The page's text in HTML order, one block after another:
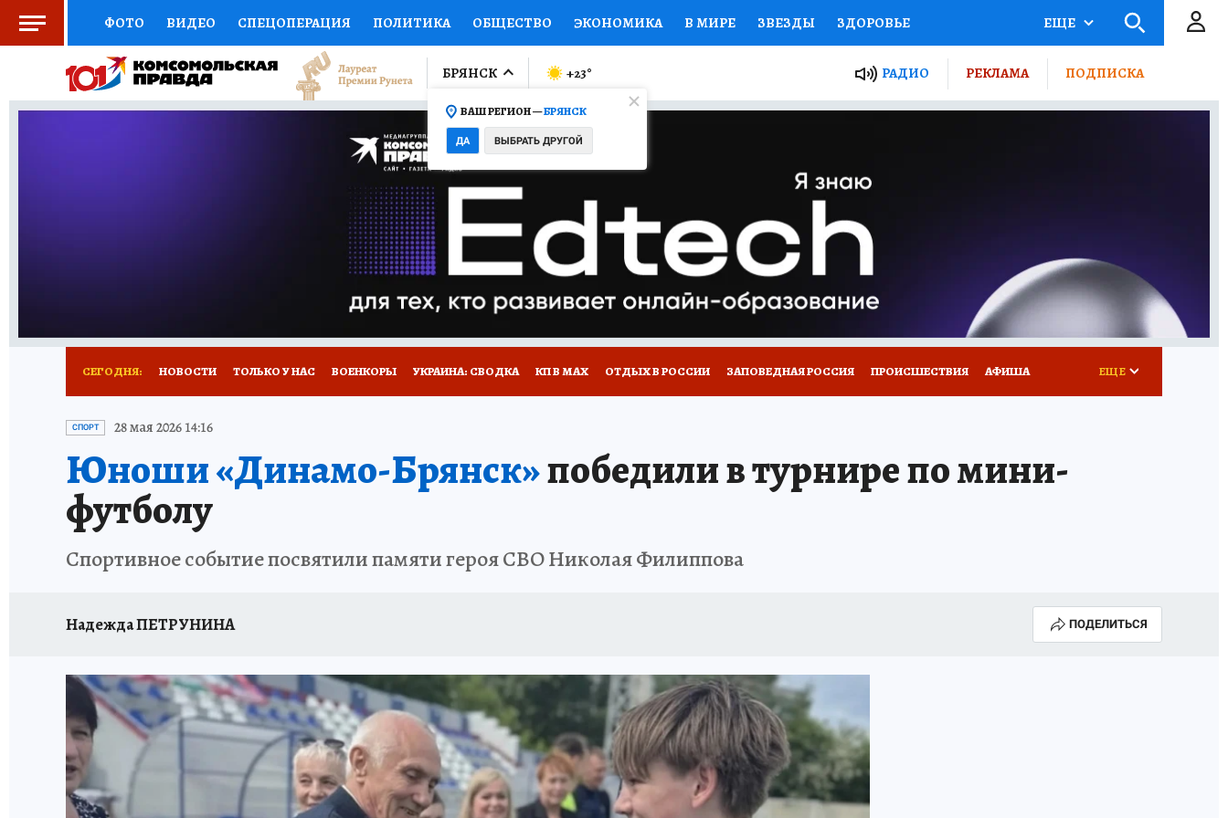
ФОТО ВИДЕО СПЕЦОПЕРАЦИЯ ПОЛИТИКА ОБЩЕСТВО ЭКОНОМИКА В МИРЕ ЗВЕЗДЫ ЗДОРОВЬЕ
СОЦПОДДЕРЖКА НАУКА СПОРТ КОЛУМНИСТЫ ПРОИСШЕСТВИЯ НАЦИОНАЛЬНЫЕ ПРОЕКТЫ РОССИИ
ВЫБОР ЭКСПЕРТОВ ДОКТОР ФИНАНСЫ ОТКРЫВАЕМ МИР Я ЗНАЮ СЕМЬЯ ЖЕНСКИЕ СЕКРЕТЫ ПУТЕВОДИТЕЛЬ
ПРОГНОЗЫ НА СПОРТ ПРОМОКОДЫ СЕРИАЛЫ
ТЕЛЕВИЗОР КОЛЛЕКЦИИ КОНКУРСЫ ГИД ПОТРЕБИТЕЛЯ
НОВОЕ НА САЙТЕ
ЕЩЕ
БРЯНСК
ВАШ РЕГИОН —БРЯНСК
ДА ВЫБРАТЬ ДРУГОЙ
+23° РАДИО РЕКЛАМА ПОДПИСКА
СЕГОДНЯ: НОВОСТИ ТОЛЬКО У НАС ВОЕНКОРЫ УКРАИНА: СВОДКА КП В МАХ ОТДЫХ В РОССИИ ЗАПОВЕДНАЯ РОССИЯ ПРОИСШЕСТВИЯ АФИША
ИСПЫТАНО НА СЕБЕ
ЕЩЕ
СПОРТ 28 мая 2026 14:16
Юноши «Динамо-Брянск»победили в турнире по мини-
футболу
Спортивное событие посвятили памяти героя СВО Николая Филиппова
Надежда ПЕТРУНИНА ПОДЕЛИТЬСЯ